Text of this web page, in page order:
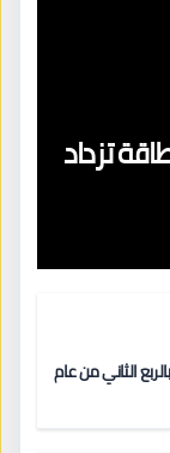
تزداد
الثاني من عام